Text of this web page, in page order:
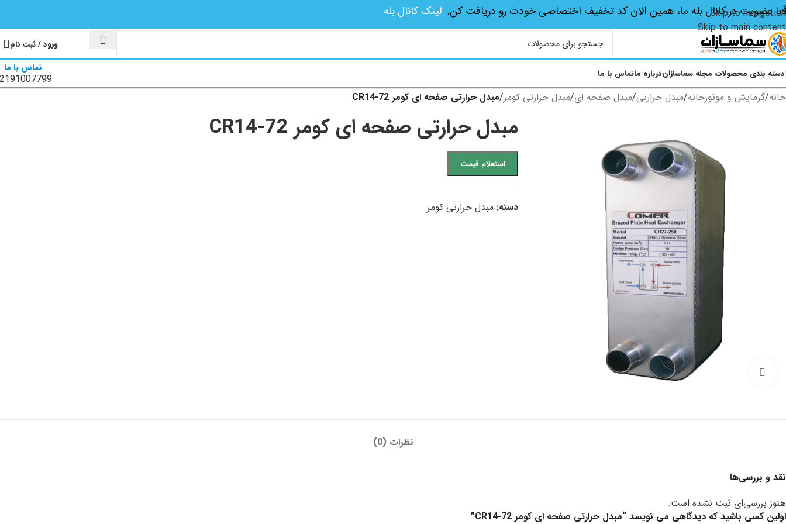
Skip to navigation
Skip to main content
عضویت در کانال بله ما، همین الان کد تخفیف اختصاصی‌ خودت رو دریافت کن. لینک کانال بله
ورود / ثبت نام
دسته بندی محصولات مجله سماسازاندرباره ماتماس با ما تماس با ما
خانه/گرمایش و موتورخانه/مبدل حرارتی/مبدل صفحه ای/مبدل حرارتی کومر/مبدل حرارتی صفحه ای کومر CR14-72
Click to enlarge
مبدل حرارتی صفحه ای کومر CR14-72
استعلام قیمت
دسته: مبدل حرارتی کومر
نظرات (0)
نقد و بررسی‌ها
هنوز بررسی‌ای ثبت نشده است.
اولین کسی باشید که دیدگاهی می نویسد “مبدل حرارتی صفحه ای کومر CR14-72”